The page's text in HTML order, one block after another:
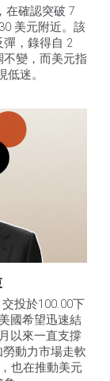
在確認突破 7
美元附近。該
，錄得自 2
變，而美元指
迷。
投於100.00下
國希望迅速結
以來一直支撐
動力市場走軟
也在推動美元